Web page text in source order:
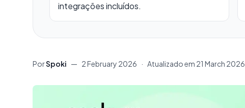
integrações incluídos.
PorSpoki — 2 February 2026 · Atualizado em 21 March 2026
Conteúdo